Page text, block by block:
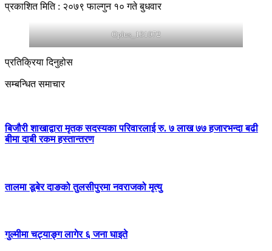
प्रकाशित मिति : २०७९ फाल्गुन १० गते बुधवार
Oplus_131072
प्रतिक्रिया दिनुहोस
सम्बन्धित समाचार
बिजौरी शाखाद्वारा मृतक सदस्यका परिवारलाई रु. ७ लाख ७७ हजारभन्दा बढी
बीमा दाबी रकम हस्तान्तरण
तालमा डूबेर दाङको तुलसीपुरमा नवराजको मृत्यु
गुल्मीमा चट्याङ्ग लागेर ६ जना घाइते